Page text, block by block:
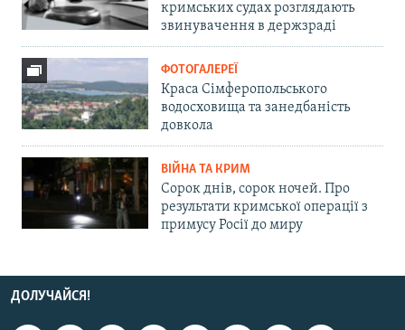
кримських судах розглядають
звинувачення в держзраді
ФОТОГАЛЕРЕЇ
Краса Сімферопольського
водосховища та занедбаність
довкола
ВІЙНА ТА КРИМ
Сорок днів, сорок ночей. Про
результати кримської операції з
примусу Росії до миру
ДОЛУЧАЙСЯ!